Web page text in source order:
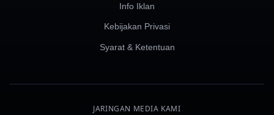
Info Iklan
Kebijakan Privasi
Syarat & Ketentuan
JARINGAN MEDIA KAMI